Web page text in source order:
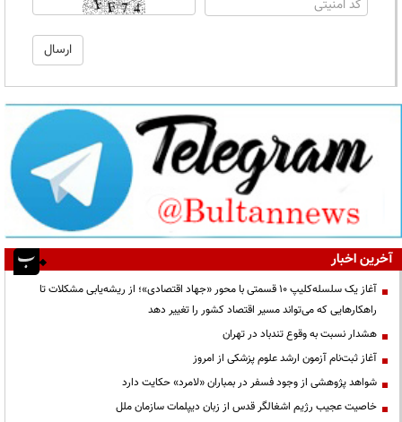
آخرین اخبار
آغاز یک سلسله‌کلیپ ۱۰ قسمتی با محور «جهاد اقتصادی»؛ از ریشه‌یابی مشکلات تا
راهکارهایی که می‌تواند مسیر اقتصاد کشور را تغییر دهد
هشدار نسبت به وقوع تندباد در تهران
آغاز ثبت‌نام آزمون ارشد علوم پزشکی از امروز
شواهد پژوهشی از وجود فسفر در بمباران «لامرد» حکایت دارد
خاصیت عجیب رژیم اشغالگر قدس از زبان دیپلمات سازمان ملل